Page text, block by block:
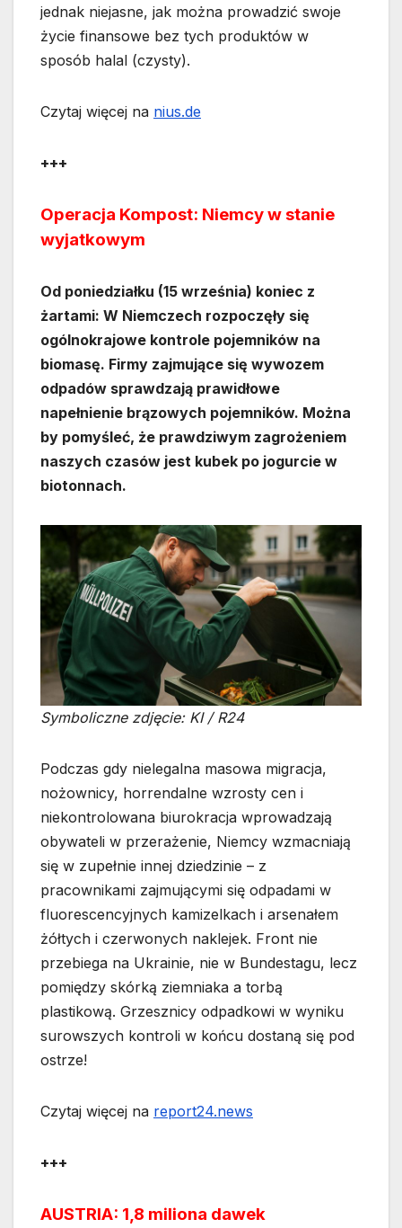
jednak niejasne, jak można prowadzić swoje
życie finansowe bez tych produktów w
sposób halal (czysty).
Czytaj więcej na nius.de
+++
Operacja Kompost: Niemcy w stanie
wyjatkowym
Od poniedziałku (15 września) koniec z
żartami: W Niemczech rozpoczęły się
ogólnokrajowe kontrole pojemników na
biomasę. Firmy zajmujące się wywozem
odpadów sprawdzają prawidłowe
napełnienie brązowych pojemników. Można
by pomyśleć, że prawdziwym zagrożeniem
naszych czasów jest kubek po jogurcie w
biotonnach.
Symboliczne zdjęcie: KI / R24
Podczas gdy nielegalna masowa migracja,
nożownicy, horrendalne wzrosty cen i
niekontrolowana biurokracja wprowadzają
obywateli w przerażenie, Niemcy wzmacniają
się w zupełnie innej dziedzinie – z
pracownikami zajmującymi się odpadami w
fluorescencyjnych kamizelkach i arsenałem
żółtych i czerwonych naklejek. Front nie
przebiega na Ukrainie, nie w Bundestagu, lecz
pomiędzy skórką ziemniaka a torbą
plastikową. Grzesznicy odpadkowi w wyniku
surowszych kontroli w końcu dostaną się pod
ostrze!
Czytaj więcej na report24.news
+++
AUSTRIA: 1,8 miliona dawek